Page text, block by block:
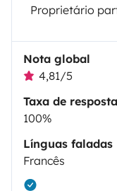
Proprietário
Nota global
4,81/5
Taxa de resposta
100%
Línguas faladas
Francês